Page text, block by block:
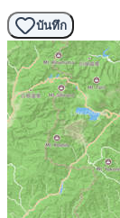
บันทึก